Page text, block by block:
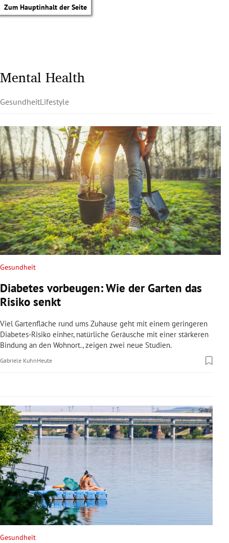
Zum Hauptinhalt der Seite
Untermenü
Untermenü
Untermenü
Untermenü
Untermenü
Untermenü
Untermenü
Untermenü
Mental Health
GesundheitLifestyle
Gesundheit
Diabetes vorbeugen: Wie der Garten das
Risiko senkt
Viel Gartenfläche rund ums Zuhause geht mit einem geringeren
Diabetes-Risiko einher, natürliche Geräusche mit einer stärkeren
Bindung an den Wohnort., zeigen zwei neue Studien.
Gabriele KuhnHeute
Gesundheit